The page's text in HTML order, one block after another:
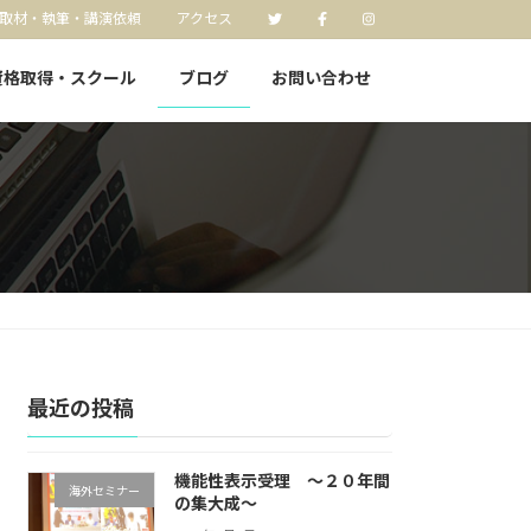
取材・執筆・講演依頼 アクセス
格取得・スクール ブログ お問い合わせ
最近の投稿
海外セミナー
機能性表示受理 〜２０年間
の集大成〜